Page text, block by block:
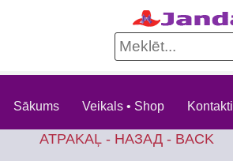
Sākums Veikals • Shop Kontakti
ATPAKAĻ - НАЗАД - BACK